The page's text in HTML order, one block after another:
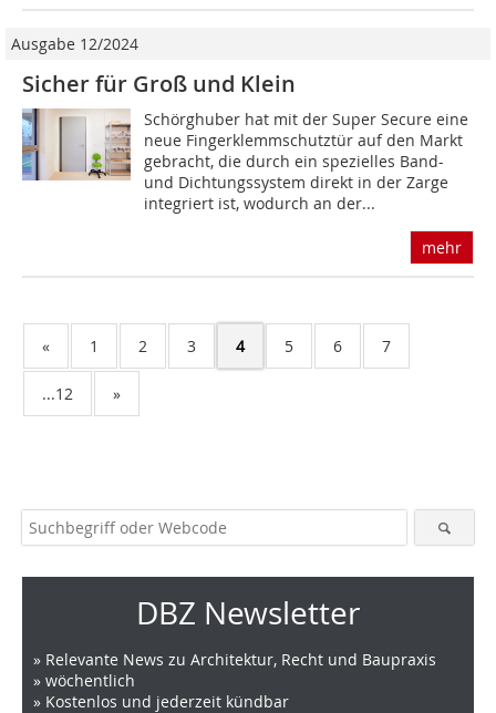
Ausgabe 12/2024
Sicher für Groß und Klein
Schörghuber hat mit der Super Secure eine
neue Fingerklemmschutztür auf den Markt
gebracht, die durch ein spezielles Band-
und Dichtungssys­tem direkt in der Zarge
integriert ist, wodurch an der...
mehr
« 1 2 3 4 5 6 7
...12 »
DBZ Newsletter
» Relevante News zu Architektur, Recht und Baupraxis
» wöchentlich
» Kostenlos und jederzeit kündbar